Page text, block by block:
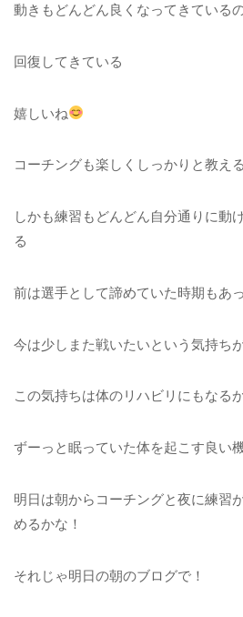
動きもどんどん良くなってきている
回復してきている
嬉しいね
コーチングも楽しくしっかりと教え
しかも練習もどんどん自分通りに動
る
前は選手として諦めていた時期もあっ
今は少しまた戦いたいという気持ち
この気持ちは体のリハビリにもなる
ずーっと眠っていた体を起こす良い
明日は朝からコーチングと夜に練習
めるかな！
それじゃ明日の朝のブログで！